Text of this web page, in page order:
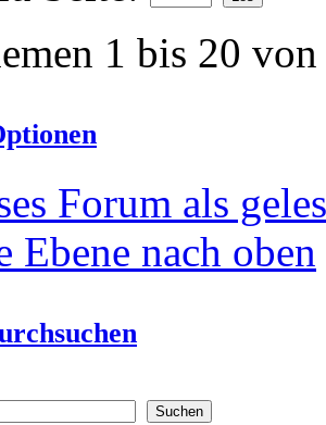
1 bis 20
Forum als
Ebene nach oben